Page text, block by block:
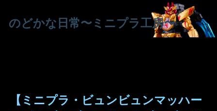
のどかな日常〜ミニプラ工房〜
【ミニプラ・ビュンビュンマッハー